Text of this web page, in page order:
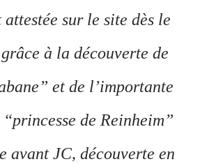
attestée sur le site dès le
à la découverte de
et de l’importante
de Reinheim”
avant JC, découverte en